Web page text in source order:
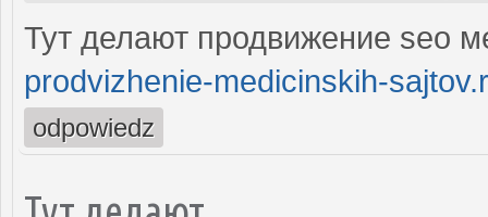
Тут делают продвижение seo
prodvizhenie-medicinskih-
odpowiedz